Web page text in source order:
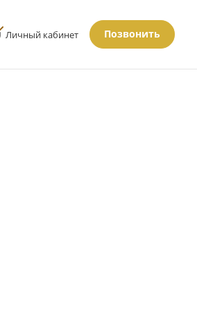
Личный кабинет Позвонить